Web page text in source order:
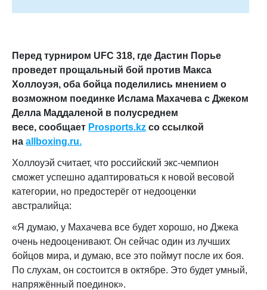
Перед турниром UFC 318, где Дастин Порье
проведет прощальный бой против Макса
Холлоуэя, оба бойца поделились мнением о
возможном поединке Ислама Махачева с Джеком
Делла Маддаленой в полусреднем
весе, сообщает Prosports.kz со ссылкой
на allboxing.ru.
Холлоуэй считает, что российский экс-чемпион
сможет успешно адаптироваться к новой весовой
категории, но предостерёг от недооценки
австралийца:
«Я думаю, у Махачева все будет хорошо, но Джека
очень недооценивают. Он сейчас один из лучших
бойцов мира, и думаю, все это поймут после их боя.
По слухам, он состоится в октябре. Это будет умный,
напряжённый поединок».